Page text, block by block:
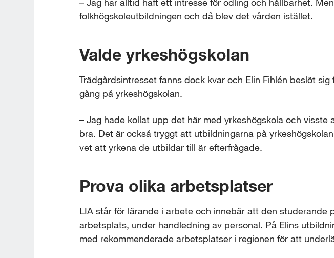
folkhögskoleutbildningen och då blev det vården istället.
Valde yrkeshögskolan
Trädgårdsintresset fanns dock kvar och Elin Fihlén beslöt
gång på yrkeshögskolan.
– Jag hade kollat upp det här med yrkeshögskola och visste
bra. Det är också tryggt att utbildningarna på
vet att yrkena de utbildar till är efterfrågade.
Prova olika arbetsplatser
LIA står för lärande i arbete och innebär att den studerande
arbetsplats, under handledning av personal. På Elins
med rekommenderade arbetsplatser i regionen för att